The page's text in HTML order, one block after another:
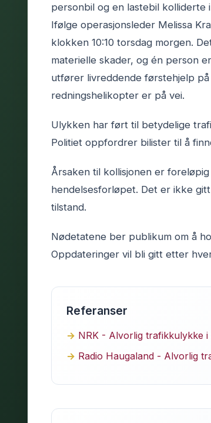
personbil og en lastebil kolliderte
Ifølge operasjonsleder Melissa
klokken 10:10 torsdag morgen.
materielle skader, og én person
utfører livreddende førstehjelp
redningshelikopter er på vei.
Ulykken har ført til betydelige
Politiet oppfordrer bilister til å
Årsaken til kollisjonen er
hendelsesforløpet. Det er ikke
tilstand.
Nødetatene ber publikum om å
Oppdateringer vil bli gitt etter
Referanser
NRK - Alvorlig trafikkulykke
Radio Haugaland - Alvorlig